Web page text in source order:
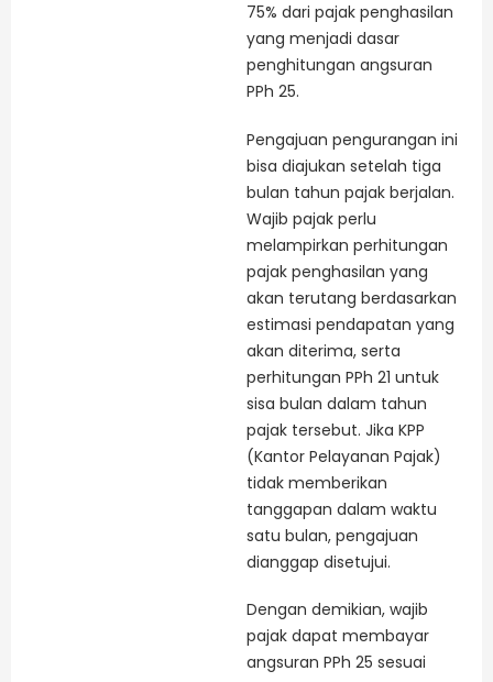
75% dari pajak penghasilan
yang menjadi dasar
penghitungan angsuran
PPh 25.
Pengajuan pengurangan ini
bisa diajukan setelah tiga
bulan tahun pajak berjalan.
Wajib pajak perlu
melampirkan perhitungan
pajak penghasilan yang
akan terutang berdasarkan
estimasi pendapatan yang
akan diterima, serta
perhitungan PPh 21 untuk
sisa bulan dalam tahun
pajak tersebut. Jika KPP
(Kantor Pelayanan Pajak)
tidak memberikan
tanggapan dalam waktu
satu bulan, pengajuan
dianggap disetujui.
Dengan demikian, wajib
pajak dapat membayar
angsuran PPh 25 sesuai